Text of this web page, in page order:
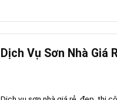
Dịch Vụ Sơn Nhà Giá